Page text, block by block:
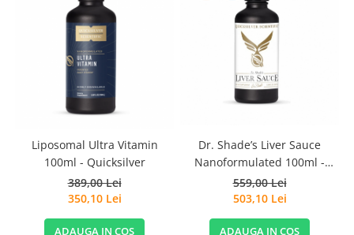
Liposomal Ultra Vitamin
100ml - Quicksilver
389,00 Lei
350,10 Lei
ADAUGA IN COS
Dr. Shade’s Liver Sauce
Nanoformulated 100ml -
Quicksilver Scientific
559,00 Lei
503,10 Lei
ADAUGA IN COS